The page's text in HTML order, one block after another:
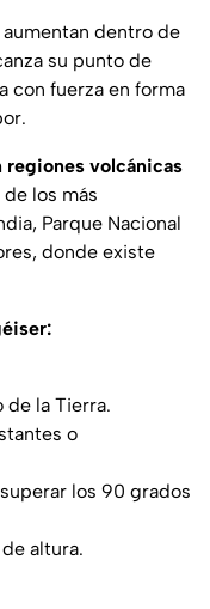
dentro de
su punto de
con fuerza en forma
regiones volcánicas
los más
Parque Nacional
donde existe
de la Tierra.
o
los 90 grados
altura.